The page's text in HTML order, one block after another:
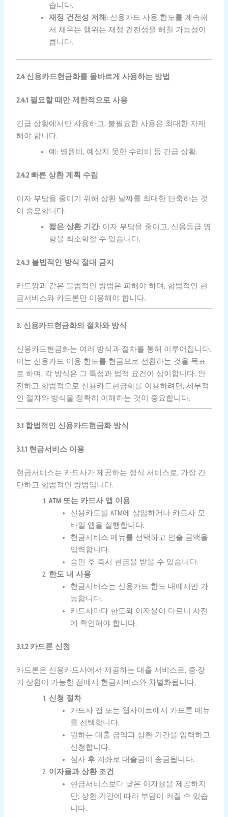
습니다.
재정 건전성 저해: 신용카드 사용 한도를 계속해
서 채우는 행위는 재정 건전성을 해칠 가능성이
큽니다.
2.4 신용카드현금화를 올바르게 사용하는 방법
2.4.1 필요할 때만 제한적으로 사용
긴급 상황에서만 사용하고, 불필요한 사용은 최대한 자제
해야 합니다.
예: 병원비, 예상치 못한 수리비 등 긴급 상황.
2.4.2 빠른 상환 계획 수립
이자 부담을 줄이기 위해 상환 날짜를 최대한 단축하는 것
이 중요합니다.
짧은 상환 기간: 이자 부담을 줄이고, 신용등급 영
향을 최소화할 수 있습니다.
2.4.3 불법적인 방식 절대 금지
카드깡과 같은 불법적인 방법은 피해야 하며, 합법적인 현
금서비스와 카드론만 이용해야 합니다.
3. 신용카드현금화의 절차와 방식
신용카드현금화는 여러 방식과 절차를 통해 이루어집니다.
이는 신용카드 이용 한도를 현금으로 전환하는 것을 목표
로 하며, 각 방식은 그 특성과 법적 요건이 상이합니다. 안
전하고 합법적으로 신용카드현금화를 이용하려면, 세부적
인 절차와 방식을 정확히 이해하는 것이 중요합니다.
3.1 합법적인 신용카드현금화 방식
3.1.1 현금서비스 이용
현금서비스는 카드사가 제공하는 정식 서비스로, 가장 간
단하고 합법적인 방법입니다.
ATM 또는 카드사 앱 이용
신용카드를 ATM에 삽입하거나 카드사 모
바일 앱을 실행합니다.
현금서비스 메뉴를 선택하고 인출 금액을
입력합니다.
승인 후 즉시 현금을 받을 수 있습니다.
한도 내 사용
현금서비스는 신용카드 한도 내에서만 가
능합니다.
카드사마다 한도와 이자율이 다르니 사전
에 확인해야 합니다.
3.1.2 카드론 신청
카드론은 신용카드사에서 제공하는 대출 서비스로, 중·장
기 상환이 가능한 점에서 현금서비스와 차별화됩니다.
신청 절차
카드사 앱 또는 웹사이트에서 카드론 메뉴
를 선택합니다.
원하는 대출 금액과 상환 기간을 입력하고
신청합니다.
심사 후 계좌로 대출금이 송금됩니다.
이자율과 상환 조건
현금서비스보다 낮은 이자율을 제공하지
만, 상환 기간에 따라 부담이 커질 수 있습
니다.